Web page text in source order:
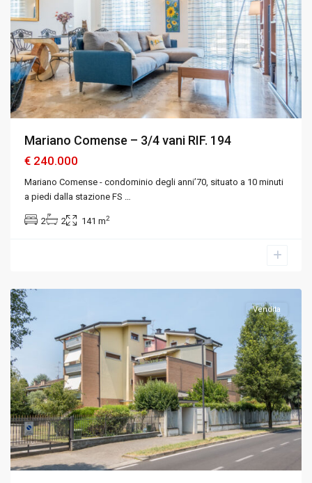
Mariano Comense – 3/4 vani RIF. 194
€ 240.000
Mariano Comense - condominio degli anni’70, situato a 10 minuti
a piedi dalla stazione FS
2 2 141 m2
Varedo,
Vendita